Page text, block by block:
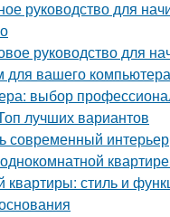
руководство для
руководство для
вашего
выбор
лучших вариантов
современный интерьер
стиль и